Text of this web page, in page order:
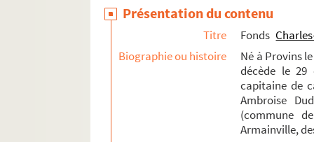
Papiers de famille
Ms. 751. Maximilien Michelin. Liste des
Fonds Edme-Jean-Noël-Hénin
Fonds Émile Lefèvre : notes et articles sur
Fonds Maximilien-Michelin, suite
Présentation du contenu
Titre Fonds
Biographie ou histoire
Né à Provins
décède le
capitaine de
Ambroise
(commune
Armainville,